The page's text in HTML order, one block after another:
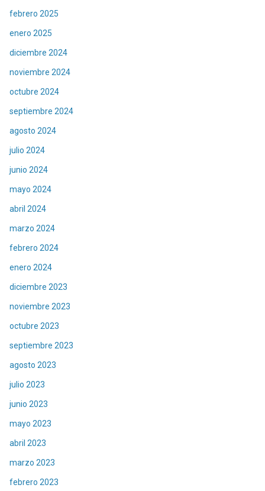
febrero 2025
enero 2025
diciembre 2024
noviembre 2024
octubre 2024
septiembre 2024
agosto 2024
julio 2024
junio 2024
mayo 2024
abril 2024
marzo 2024
febrero 2024
enero 2024
diciembre 2023
noviembre 2023
octubre 2023
septiembre 2023
agosto 2023
julio 2023
junio 2023
mayo 2023
abril 2023
marzo 2023
febrero 2023